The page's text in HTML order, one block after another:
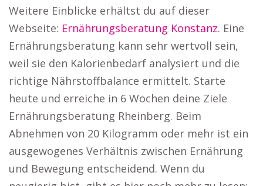
Weitere Einblicke erhältst du auf dieser
Webseite: Ernährungsberatung Konstanz. Eine
Ernährungsberatung kann sehr wertvoll sein,
weil sie den Kalorienbedarf analysiert und die
richtige Nährstoffbalance ermittelt. Starte
heute und erreiche in 6 Wochen deine Ziele
Ernährungsberatung Rheinberg. Beim
Abnehmen von 20 Kilogramm oder mehr ist ein
ausgewogenes Verhältnis zwischen Ernährung
und Bewegung entscheidend. Wenn du